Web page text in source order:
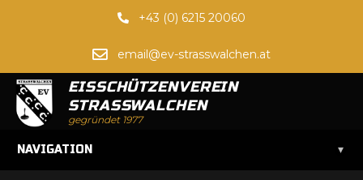
+43 (0) 6215 20060
email@ev-strasswalchen.at
EISSCHÜTZENVEREIN
STRASSWALCHEN
gegründet 1977
NAVIGATION ▾